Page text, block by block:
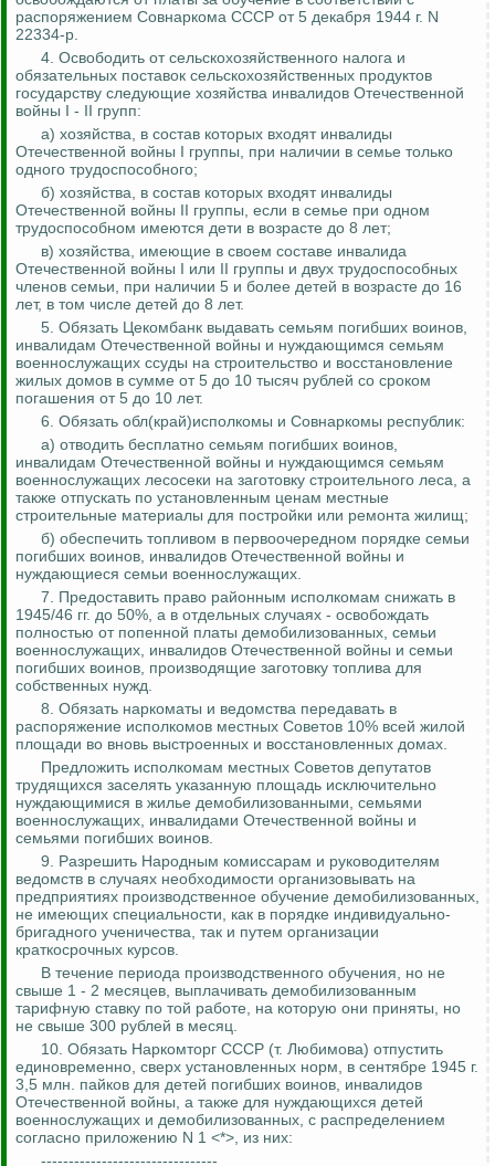
распоряжением Совнаркома СССР от 5 декабря 1944 г. N
22334-р.
4. Освободить от сельскохозяйственного налога и
обязательных поставок сельскохозяйственных продуктов
государству следующие хозяйства инвалидов Отечественной
войны I - II групп:
а) хозяйства, в состав которых входят инвалиды
Отечественной войны I группы, при наличии в семье только
одного трудоспособного;
б) хозяйства, в состав которых входят инвалиды
Отечественной войны II группы, если в семье при одном
трудоспособном имеются дети в возрасте до 8 лет;
в) хозяйства, имеющие в своем составе инвалида
Отечественной войны I или II группы и двух трудоспособных
членов семьи, при наличии 5 и более детей в возрасте до 16
лет, в том числе детей до 8 лет.
5. Обязать Цекомбанк выдавать семьям погибших воинов,
инвалидам Отечественной войны и нуждающимся семьям
военнослужащих ссуды на строительство и восстановление
жилых домов в сумме от 5 до 10 тысяч рублей со сроком
погашения от 5 до 10 лет.
6. Обязать обл(край)исполкомы и Совнаркомы республик:
а) отводить бесплатно семьям погибших воинов,
инвалидам Отечественной войны и нуждающимся семьям
военнослужащих лесосеки на заготовку строительного леса, а
также отпускать по установленным ценам местные
строительные материалы для постройки или ремонта жилищ;
б) обеспечить топливом в первоочередном порядке семьи
погибших воинов, инвалидов Отечественной войны и
нуждающиеся семьи военнослужащих.
7. Предоставить право районным исполкомам снижать в
1945/46 гг. до 50%, а в отдельных случаях - освобождать
полностью от попенной платы демобилизованных, семьи
военнослужащих, инвалидов Отечественной войны и семьи
погибших воинов, производящие заготовку топлива для
собственных нужд.
8. Обязать наркоматы и ведомства передавать в
распоряжение исполкомов местных Советов 10% всей жилой
площади во вновь выстроенных и восстановленных домах.
Предложить исполкомам местных Советов депутатов
трудящихся заселять указанную площадь исключительно
нуждающимися в жилье демобилизованными, семьями
военнослужащих, инвалидами Отечественной войны и
семьями погибших воинов.
9. Разрешить Народным комиссарам и руководителям
ведомств в случаях необходимости организовывать на
предприятиях производственное обучение демобилизованных,
не имеющих специальности, как в порядке индивидуально-
бригадного ученичества, так и путем организации
краткосрочных курсов.
В течение периода производственного обучения, но не
свыше 1 - 2 месяцев, выплачивать демобилизованным
тарифную ставку по той работе, на которую они приняты, но
не свыше 300 рублей в месяц.
10. Обязать Наркомторг СССР (т. Любимова) отпустить
единовременно, сверх установленных норм, в сентябре 1945 г.
3,5 млн. пайков для детей погибших воинов, инвалидов
Отечественной войны, а также для нуждающихся детей
военнослужащих и демобилизованных, с распределением
согласно приложению N 1 <*>, из них:
--------------------------------